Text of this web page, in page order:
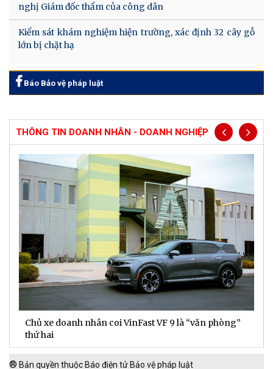
nghị Giám đốc thẩm của công dân
Kiểm sát khám nghiệm hiện trường, xác định 32 cây gỗ
lớn bị chặt hạ
Báo Bảo vệ pháp luật
THÔNG TIN DOANH NHÂN - DOANH NGHIỆP
Chủ xe doanh nhân coi VinFast VF 9 là “văn phòng”
thứ hai
® Bản quyền thuộc Báo điện tử Bảo vệ pháp luật